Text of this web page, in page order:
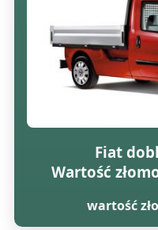
Fiat
Wartość
wartość